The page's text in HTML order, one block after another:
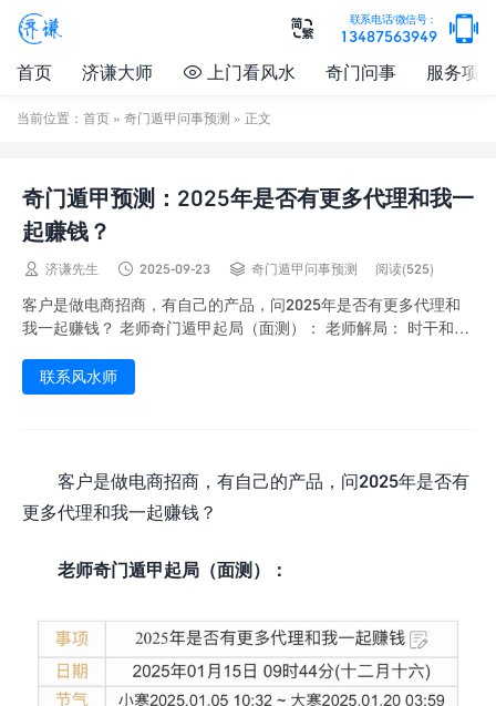
联系电话/微信号：
13487563949 

首页 济谦大师  上门看风水 奇门问事 服务项目
当前位置： 首页 » 奇门遁甲问事预测 » 正文
奇门遁甲预测：2025年是否有更多代理和我一
起赚钱？
 济谦先生  2025-09-23  奇门遁甲问事预测 阅读(525)
客户是做电商招商，有自己的产品，问2025年是否有更多代理和
我一起赚钱？ 老师奇门遁甲起局（面测）： 老师解局： 时干和日
联系风水师
客户是做电商招商，有自己的产品，问2025年是否有
更多代理和我一起赚钱？
老师奇门遁甲起局（面测）：